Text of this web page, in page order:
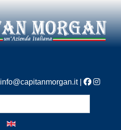
info@capitanmorgan.it|